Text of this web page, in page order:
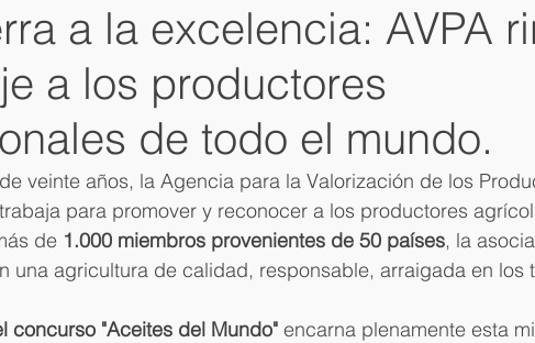
a la excelencia: AVPA
a los productores
de todo el mundo.
veinte años, la Agencia para la Valorización de los
para promover y reconocer a los productores
de 1.000 miembros provenientes de 50 países, la
una agricultura de calidad, responsable, arraigada en los
concurso "Aceites del Mundo" encarna plenamente esta